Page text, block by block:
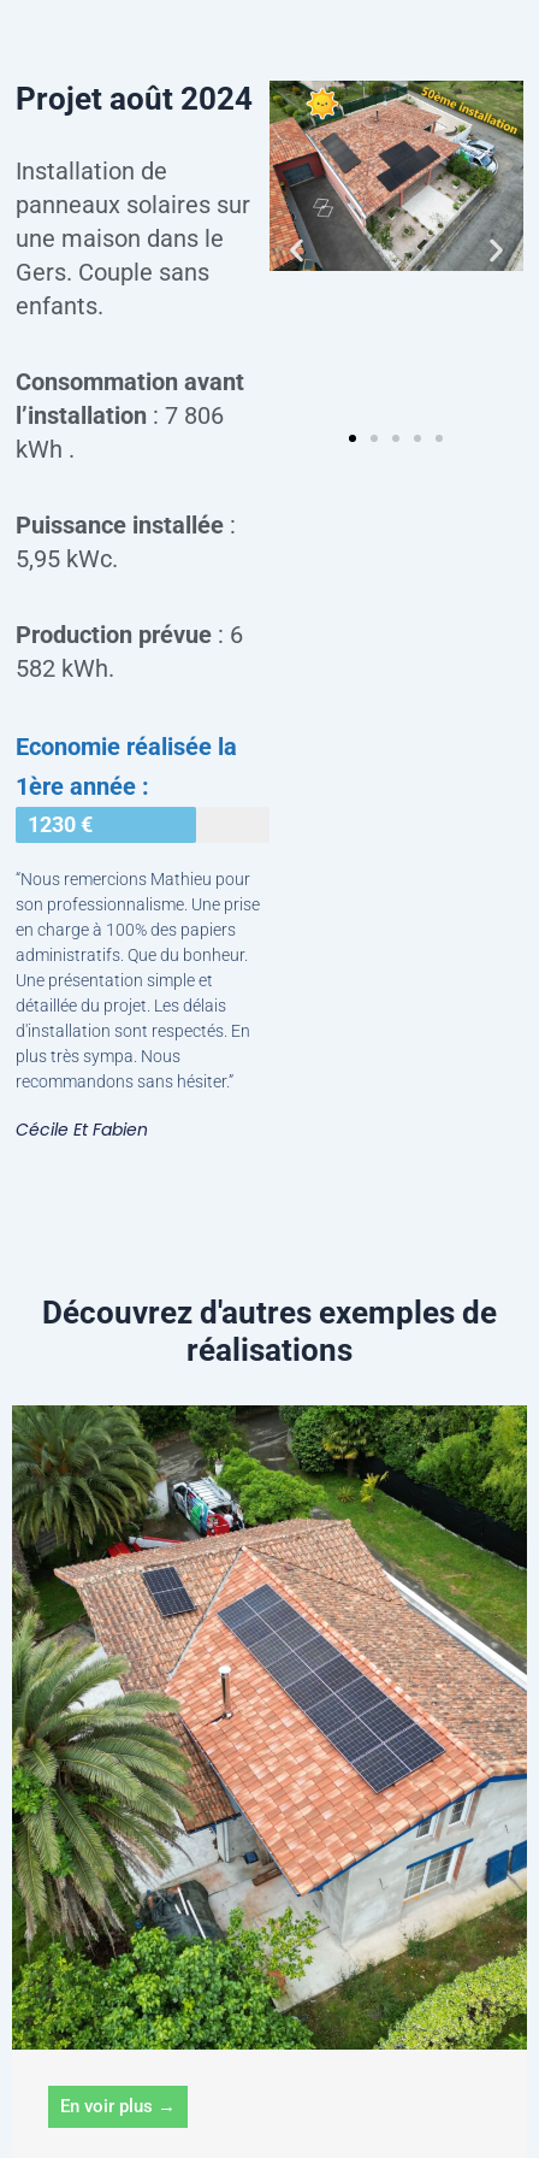
Projet août 2024
Installation de
panneaux solaires sur
une maison dans le
Gers. Couple sans
enfants.
Consommation avant
l’installation : 7 806
kWh .
Puissance installée :
5,95 kWc.
Production prévue : 6
582 kWh.
Economie réalisée la
1ère année :
1230 €
“Nous remercions Mathieu pour
son professionnalisme. Une prise
en charge à 100% des papiers
administratifs. Que du bonheur.
Une présentation simple et
détaillée du projet. Les délais
d'installation sont respectés. En
plus très sympa. Nous
recommandons sans hésiter.”
Cécile Et Fabien
Découvrez d'autres exemples de
réalisations
En voir plus →